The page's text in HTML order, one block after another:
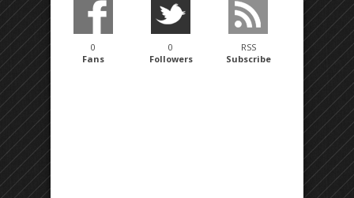
0
Fans
0
Followers
RSS
Subscribe